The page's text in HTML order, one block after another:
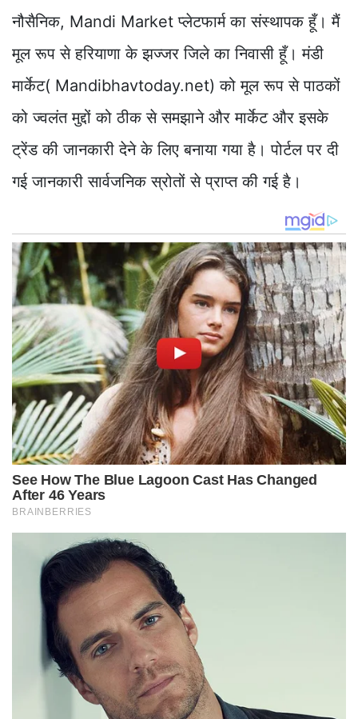
नौसैनिक, Mandi Market प्लेटफार्म का संस्थापक हूँ। मैं
मूल रूप से हरियाणा के झज्जर जिले का निवासी हूँ। मंडी
मार्केट( Mandibhavtoday.net) को मूल रूप से पाठकों
को ज्वलंत मुद्दों को ठीक से समझाने और मार्केट और इसके
ट्रेंड की जानकारी देने के लिए बनाया गया है। पोर्टल पर दी
गई जानकारी सार्वजनिक स्रोतों से प्राप्त की गई है।